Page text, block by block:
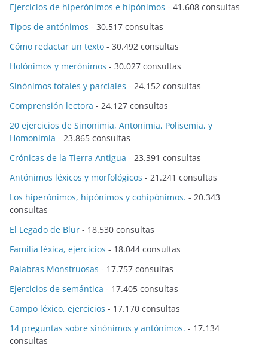
Ejercicios de hiperónimos e hipónimos - 41.608 consultas
Tipos de antónimos - 30.517 consultas
Cómo redactar un texto - 30.492 consultas
Holónimos y merónimos - 30.027 consultas
Sinónimos totales y parciales - 24.152 consultas
Comprensión lectora - 24.127 consultas
20 ejercicios de Sinonimia, Antonimia, Polisemia, y
Homonimia - 23.865 consultas
Crónicas de la Tierra Antigua - 23.391 consultas
Antónimos léxicos y morfológicos - 21.241 consultas
Los hiperónimos, hipónimos y cohipónimos. - 20.343
consultas
El Legado de Blur - 18.530 consultas
Familia léxica, ejercicios - 18.044 consultas
Palabras Monstruosas - 17.757 consultas
Ejercicios de semántica - 17.405 consultas
Campo léxico, ejercicios - 17.170 consultas
14 preguntas sobre sinónimos y antónimos. - 17.134
consultas